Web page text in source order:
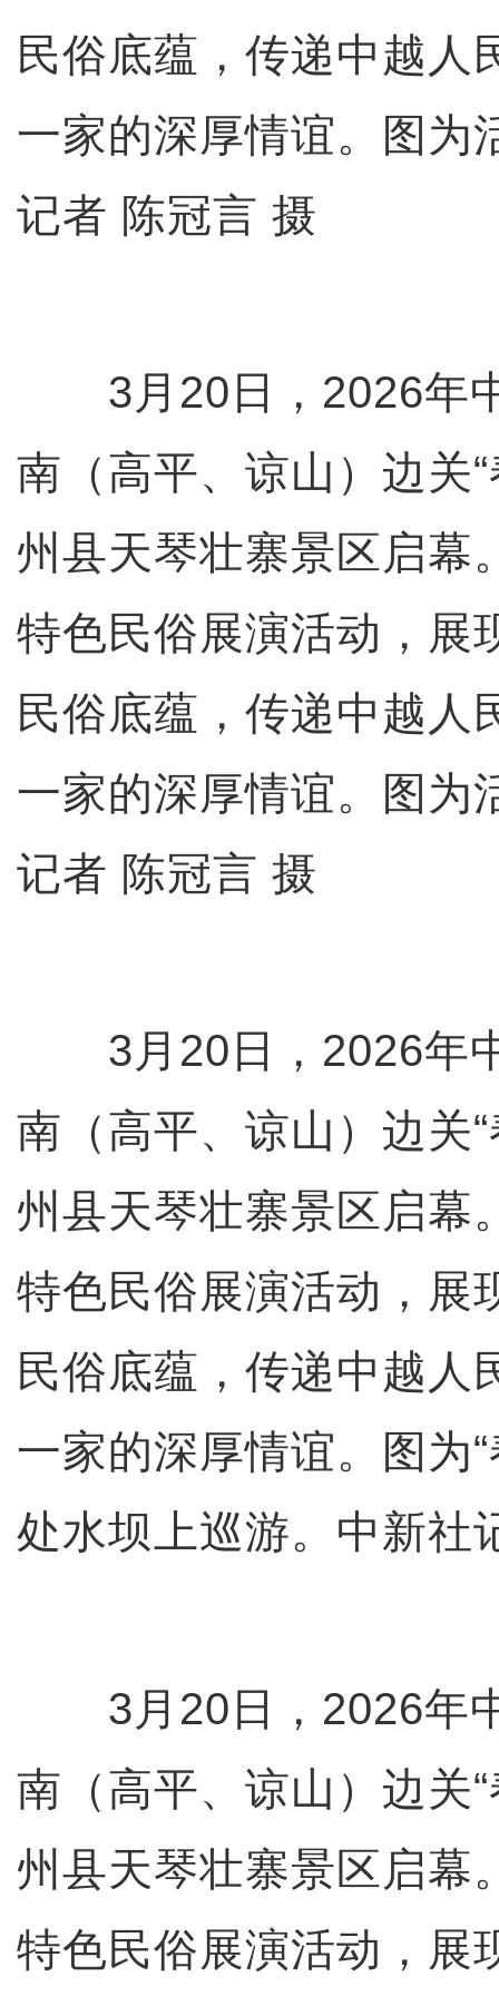
民俗底蕴，传递中越人
一家的深厚情谊。图为
记者 陈冠言 摄
3月20日，2026年中
南（高平、谅山）边关
州县天琴壮寨景区启幕
特色民俗展演活动，展
民俗底蕴，传递中越人
一家的深厚情谊。图为
记者 陈冠言 摄
3月20日，2026年中
南（高平、谅山）边关
州县天琴壮寨景区启幕
特色民俗展演活动，展
民俗底蕴，传递中越人
一家的深厚情谊。图为
处水坝上巡游。中新社
3月20日，2026年中
南（高平、谅山）边关
州县天琴壮寨景区启幕
特色民俗展演活动，展